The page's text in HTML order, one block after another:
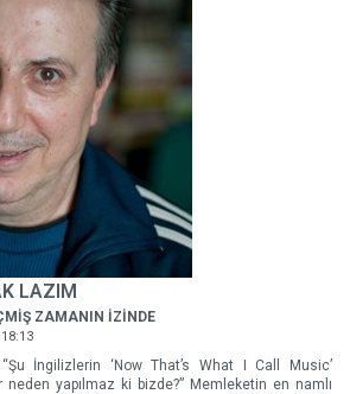
LAZIM
ZAMANIN İZİNDE
İngilizlerin ‘Now That’s What I Call Music’
yapılmaz ki bizde?” Memleketin en namlı